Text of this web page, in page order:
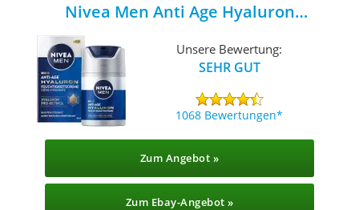
Nivea Men Anti Age Hyaluron
Unsere Bewertung:
SEHR GUT
1068 Bewertungen
Zum Angebot »
Zum Ebay-Angebot »